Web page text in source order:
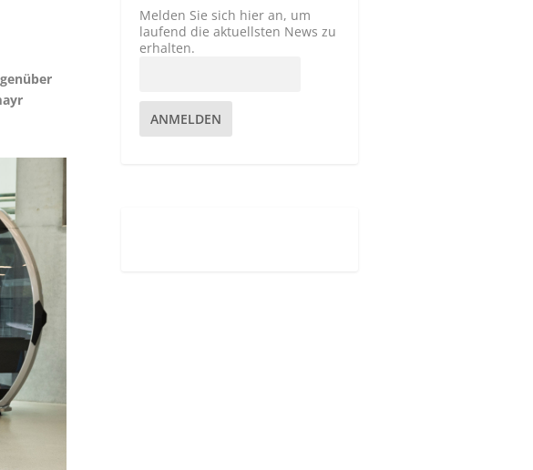
Melden Sie sich hier an, um
laufend die aktuellsten News zu
erhalten.
ANMELDEN